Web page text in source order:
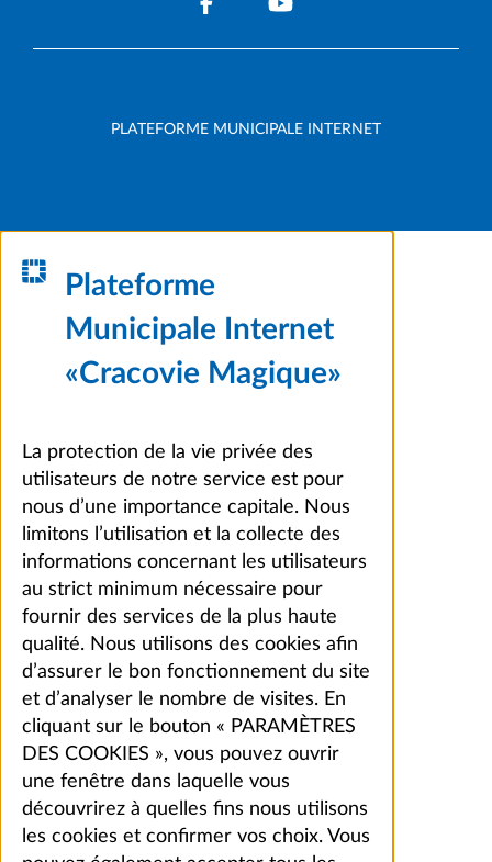
PLATEFORME MUNICIPALE INTERNET
Plateforme
Municipale Internet
«Cracovie Magique»
La protection de la vie privée des
utilisateurs de notre service est pour
nous d’une importance capitale. Nous
limitons l’utilisation et la collecte des
informations concernant les utilisateurs
au strict minimum nécessaire pour
fournir des services de la plus haute
qualité. Nous utilisons des cookies afin
d’assurer le bon fonctionnement du site
et d’analyser le nombre de visites. En
cliquant sur le bouton « PARAMÈTRES
DES COOKIES », vous pouvez ouvrir
une fenêtre dans laquelle vous
découvrirez à quelles fins nous utilisons
les cookies et confirmer vos choix. Vous